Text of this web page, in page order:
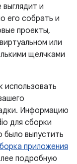
и
его собрать и
проекты,
или
щелчками
использовать
Информацию
для сборки
было выпустить
приложения
подробную